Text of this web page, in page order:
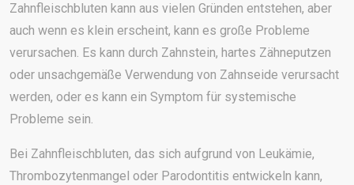
Zahnfleischbluten kann aus vielen Gründen entstehen, aber
auch wenn es klein erscheint, kann es große Probleme
verursachen. Es kann durch Zahnstein, hartes Zähneputzen
oder unsachgemäße Verwendung von Zahnseide verursacht
werden, oder es kann ein Symptom für systemische
Probleme sein.
Bei Zahnfleischbluten, das sich aufgrund von Leukämie,
Thrombozytenmangel oder Parodontitis entwickeln kann,